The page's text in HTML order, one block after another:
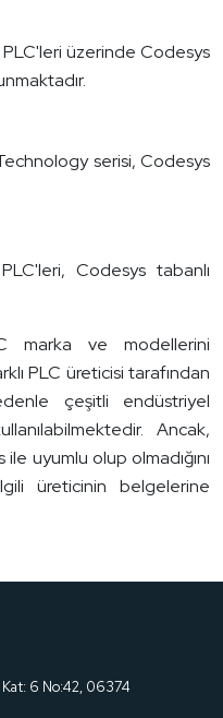
üzerinde Codesys
serisi, Codesys
Codesys tabanlı
marka ve modellerini
PLC üreticisi tarafından
çeşitli endüstriyel
Ancak,
uyumlu olup olmadığını
üreticinin belgelerine
6 No:42, 06374